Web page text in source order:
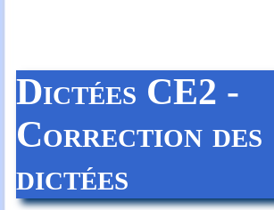
Dictées CE2 -
Correction des
dictées